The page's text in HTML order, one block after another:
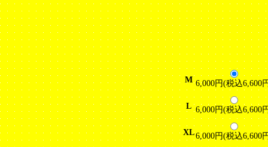
M 6,000円(税込6,600
L 6,000円(税込6,600
XL6,000円(税込6,600